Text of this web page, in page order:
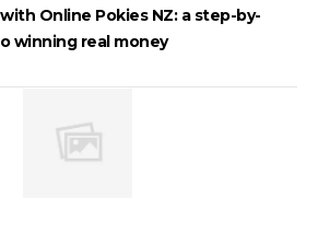
Online Pokies NZ: a step-by-
winning real money